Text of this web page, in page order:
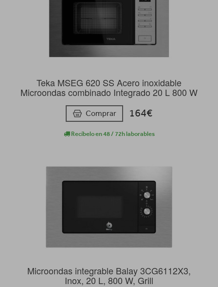
Teka MSEG 620 SS Acero inoxidable
Microondas combinado Integrado 20 L 800 W
Comprar 164€
Recíbelo en 48 / 72h laborables
Microondas integrable Balay 3CG6112X3,
Inox, 20 L, 800 W, Grill